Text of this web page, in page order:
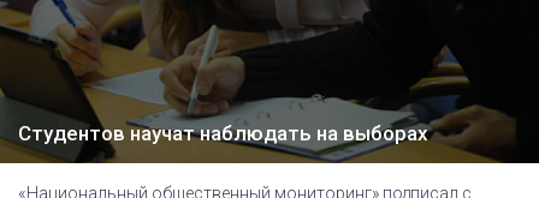
Студентов научат наблюдать на выборах
«Национальный общественный мониторинг» подписал с